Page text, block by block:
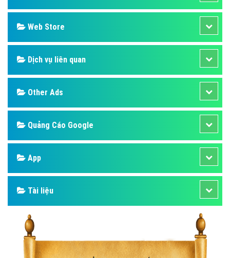
Web Store
Dịch vụ liên quan
Other Ads
Quảng Cáo Google
App
Tài liệu